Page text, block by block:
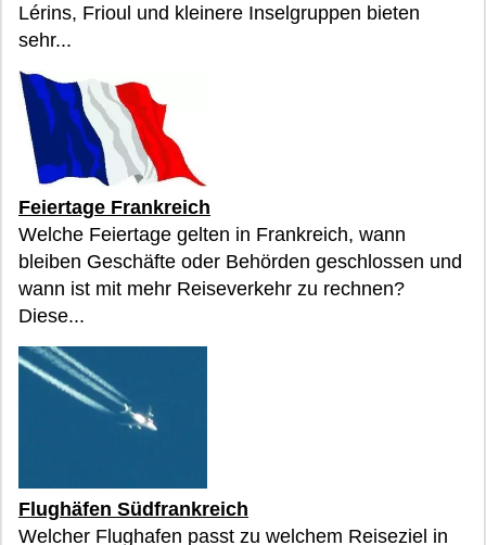
Lérins, Frioul und kleinere Inselgruppen bieten
sehr...
Feiertage Frankreich
Welche Feiertage gelten in Frankreich, wann
bleiben Geschäfte oder Behörden geschlossen und
wann ist mit mehr Reiseverkehr zu rechnen?
Diese...
Flughäfen Südfrankreich
Welcher Flughafen passt zu welchem Reiseziel in